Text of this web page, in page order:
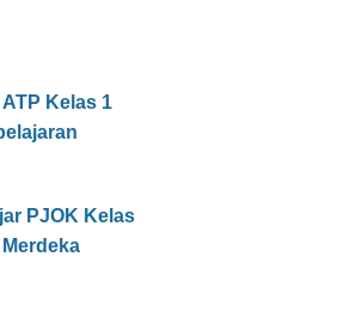
Kelas 1
PJOK Kelas